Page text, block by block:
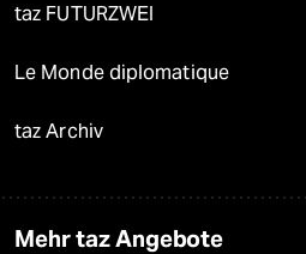
taz FUTURZWEI
Le Monde diplomatique
taz Archiv
Mehr taz Angebote